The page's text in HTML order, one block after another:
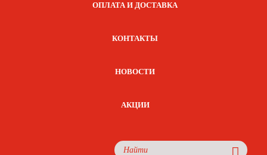
ОПЛАТА И ДОСТАВКА
КОНТАКТЫ
НОВОСТИ
АКЦИИ